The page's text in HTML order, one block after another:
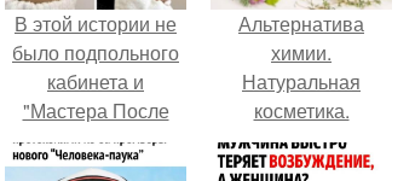
В этой истории не
было подпольного
кабинета и
"Мастера После
Двухнедельных
Курсов".
Альтернатива
химии.
Натуральная
косметика.